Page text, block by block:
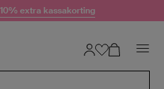
extra kassakorting